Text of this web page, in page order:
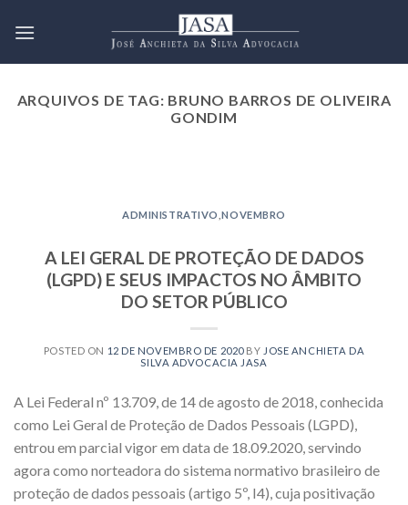
ARQUIVOS DE TAG: BRUNO BARROS DE OLIVEIRA
GONDIM
SOBRE AS DÍVIDAS CIVIS VAI
PARA A CORTE ESPECIAL DO
SUPERIOR TRIBUNAL DE JUSTIÇA
10 de novembro de 2021
Superior Tribunal [...]
ADMINISTRATIVO ,NOVEMBRO
A LEI GERAL DE PROTEÇÃO DE DADOS
(LGPD) E SEUS IMPACTOS NO ÂMBITO
DO SETOR PÚBLICO
POSTED ON 12 DE NOVEMBRO DE 2020BY JOSE ANCHIETA DA
SILVA ADVOCACIA JASA
A Lei Federal nº 13.709, de 14 de agosto de 2018, conhecida
como Lei Geral de Proteção de Dados Pessoais (LGPD),
entrou em parcial vigor em data de 18.09.2020, servindo
agora como norteadora do sistema normativo brasileiro de
proteção de dados pessoais (artigo 5º, I4), cuja positivação